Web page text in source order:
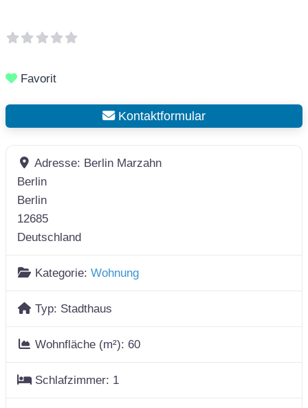
Favorit
Kontaktformular
Adresse: Berlin Marzahn
Berlin
Berlin
12685
Deutschland
Kategorie:Wohnung
Typ: Stadthaus
Wohnfläche (m²):60
Schlafzimmer: 1